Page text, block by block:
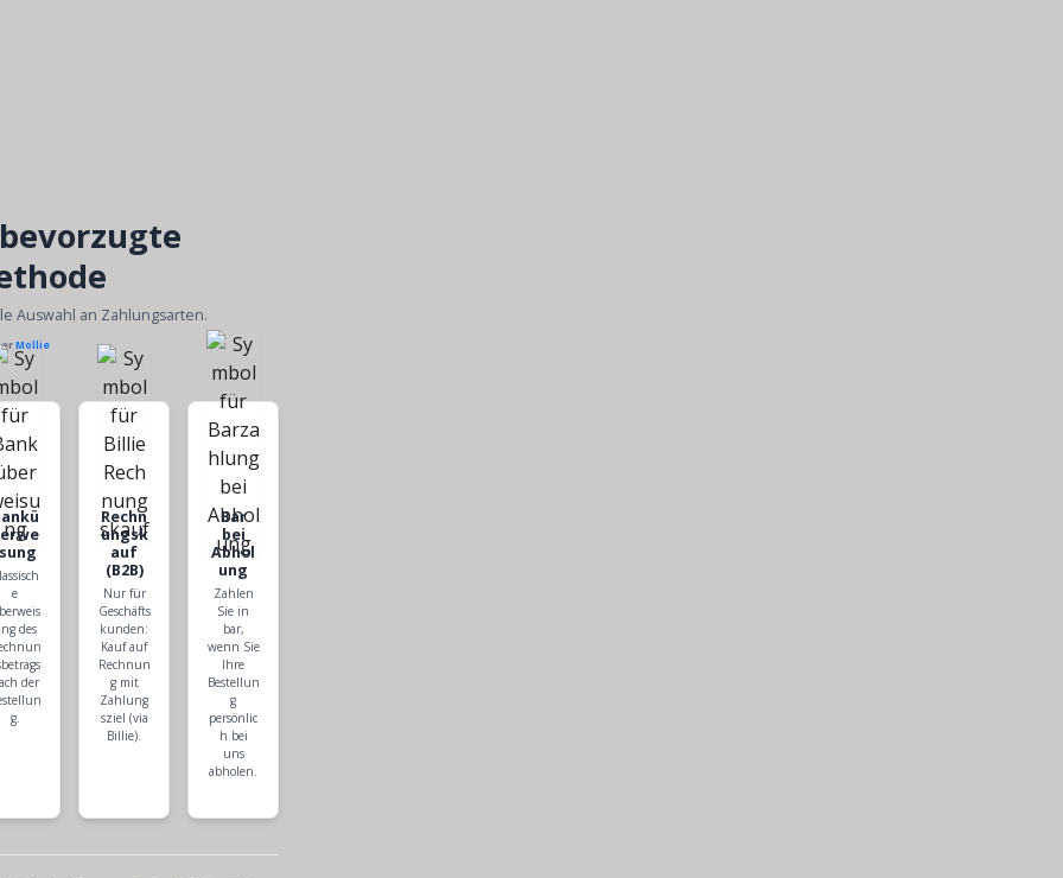
Auswahl an Zahlungsarten.
Mollie
e
des
der
g.
Rechn
ungsk
auf
(B2B)
Nur für
Geschäfts
kunden:
Kauf auf
Rechnun
g mit
Zahlung
sziel (via
Billie).
Bar
bei
Abhol
ung
Zahlen
Sie in
bar,
wenn Sie
Ihre
Bestellun
g
persönlic
h bei
uns
abholen.